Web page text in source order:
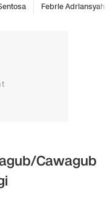
Febrie Adriansyah
Cawagub